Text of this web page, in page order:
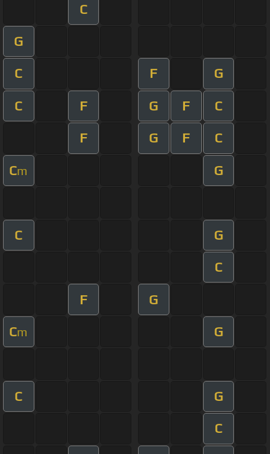
C
G
C F G
C F G F C
F G F C
Cm G
C G
C
F G
Cm G
C G
C